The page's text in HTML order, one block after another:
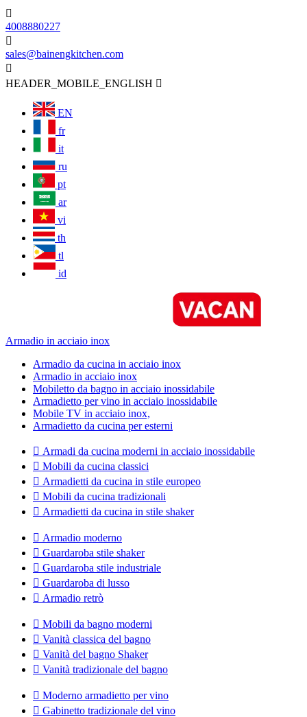

4008880227

sales@bainengkitchen.com

HEADER_MOBILE_ENGLISH 
EN
fr
it
ru
pt
ar
vi
th
tl
id
Armadio in acciaio inox
Armadio da cucina in acciaio inox
Armadio in acciaio inox
Mobiletto da bagno in acciaio inossidabile
Armadietto per vino in acciaio inossidabile
Mobile TV in acciaio inox,
Armadietto da cucina per esterni
 Armadi da cucina moderni in acciaio inossidabile
 Mobili da cucina classici
 Armadietti da cucina in stile europeo
 Mobili da cucina tradizionali
 Armadietti da cucina in stile shaker
 Armadio moderno
 Guardaroba stile shaker
 Guardaroba stile industriale
 Guardaroba di lusso
 Armadio retrò
 Mobili da bagno moderni
 Vanità classica del bagno
 Vanità del bagno Shaker
 Vanità tradizionale del bagno
 Moderno armadietto per vino
 Gabinetto tradizionale del vino